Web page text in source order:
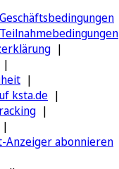
ksta.de
Anzeiger abonnieren